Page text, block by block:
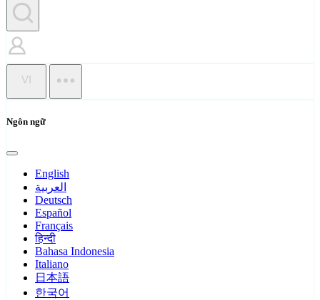
VI
Ngôn ngữ
English
العربية
Deutsch
Español
Français
हिन्दी
Bahasa Indonesia
Italiano
日本語
한국어